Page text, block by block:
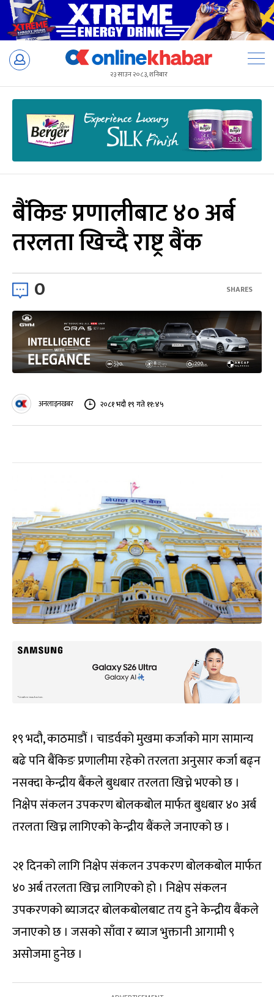
Skip
२३ साउन २०८३, शनिबार
बैंकिङ प्रणालीबाट ४० अर्ब
तरलता खिच्दै राष्ट्र बैंक
0 SHARES
अनलाइनखबर २०८१ भदौ १९ गते ११:४५
१९ भदौ, काठमाडौं । चाडर्वको मुखमा कर्जाको माग सामान्य
बढे पनि बैंकिङ प्रणालीमा रहेको तरलता अनुसार कर्जा बढ्न
नसक्दा केन्द्रीय बैंकले बुधबार तरलता खिच्ने भएको छ ।
निक्षेप संकलन उपकरण बोलकबोल मार्फत बुधबार ४० अर्ब
तरलता खिच्न लागिएको केन्द्रीय बैंकले जनाएको छ ।
२१ दिनको लागि निक्षेप संकलन उपकरण बोलकबोल मार्फत
४० अर्ब तरलता खिच्न लागिएको हो । निक्षेप संकलन
उपकरणको ब्याजदर बोलकबोलबाट तय हुने केन्द्रीय बैंकले
जनाएको छ । जसको साँवा र ब्याज भुक्तानी आगामी ९
असोजमा हुनेछ ।